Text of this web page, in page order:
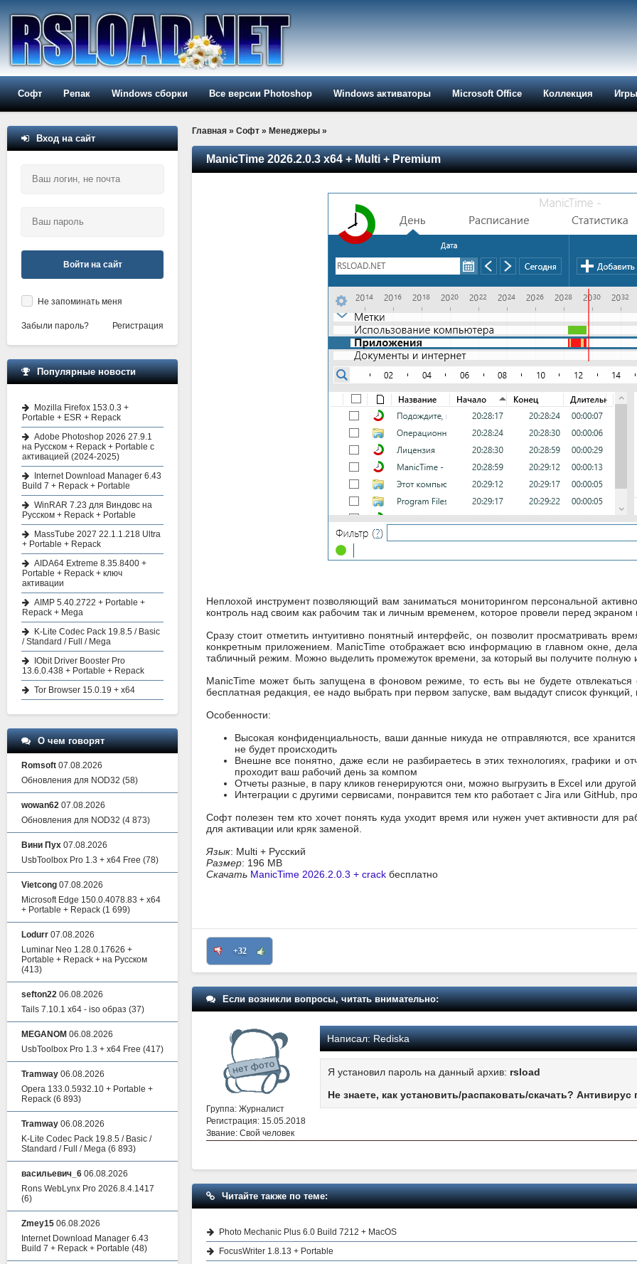
Софт Репак Windows сборки Все версии Photoshop Windows активаторы Microsoft Office Коллекция Игры
Главная » Софт » Менеджеры »
ManicTime 2026.2.0.3 x64 + Multi + Premium
Неплохой инструмент позволяющий вам заниматься мониторингом персональной
контроль над своим как рабочим так и личным временем, которое провели перед
Сразу стоит отметить интуитивно понятный интерфейс, он позволит просматривать
конкретным приложением. ManicTime отображает всю информацию в главном окне,
табличный режим. Можно выделить промежуток времени, за который вы получите
ManicTime может быть запущена в фоновом режиме, то есть вы не будете
бесплатная редакция, ее надо выбрать при первом запуске, вам выдадут список функций,
Особенности:
Высокая конфиденциальность, ваши данные никуда не отправляются, все
не будет происходить
Внешне все понятно, даже если не разбираетесь в этих технологиях, графики и
проходит ваш рабочий день за компом
Отчеты разные, в пару кликов генерируются они, можно выгрузить в Excel или
Интеграции с другими сервисами, понравится тем кто работает с Jira или GitHub,
Софт полезен тем кто хочет понять куда уходит время или нужен учет активности для
для активации или кряк заменой.
Язык: Multi + Русский
Размер: 196 MB
Скачать ManicTime 2026.2.0.3 + crack бесплатно
+32
Если возникли вопросы, читать внимательно:
Группа: Журналист
Регистрация: 15.05.2018
Звание: Свой человек
Написал:Rediska
Я установил пароль на данный архив: rsload
Не знаете, как установить/распаковать/скачать?
Читайте также по теме:
Photo Mechanic Plus 6.0 Build 7212 + MacOS
FocusWriter 1.8.13 + Portable
Вход на сайт
Войти на сайт
Не запоминать меня
Забыли пароль? Регистрация
Популярные новости
Mozilla Firefox 153.0.3 +
Portable + ESR + Repack
Adobe Photoshop 2026 27.9.1
на Русском + Repack + Portable с
активацией (2024-2025)
Internet Download Manager 6.43
Build 7 + Repack + Portable
WinRAR 7.23 для Виндовс на
Русском + Repack + Portable
MassTube 2027 22.1.1.218 Ultra
+ Portable + Repack
AIDA64 Extreme 8.35.8400 +
Portable + Repack + ключ
активации
AIMP 5.40.2722 + Portable +
Repack + Mega
K-Lite Codec Pack 19.8.5 / Basic
/ Standard / Full / Mega
IObit Driver Booster Pro
13.6.0.438 + Portable + Repack
Tor Browser 15.0.19 + x64
О чем говорят
Romsoft 07.08.2026
Обновления для NOD32 (58)
wowan62 07.08.2026
Обновления для NOD32 (4 873)
Вини Пух 07.08.2026
UsbToolbox Pro 1.3 + x64 Free (78)
Vietcong 07.08.2026
Microsoft Edge 150.0.4078.83 + x64
+ Portable + Repack (1 699)
Lodurr 07.08.2026
Luminar Neo 1.28.0.17626 +
Portable + Repack + на Русском
(413)
sefton22 06.08.2026
Tails 7.10.1 x64 - iso образ (37)
MEGANOM 06.08.2026
UsbToolbox Pro 1.3 + x64 Free (417)
Tramway 06.08.2026
Opera 133.0.5932.10 + Portable +
Repack (6 893)
Tramway 06.08.2026
K-Lite Codec Pack 19.8.5 / Basic /
Standard / Full / Mega (6 893)
васильевич_6 06.08.2026
Rons WebLynx Pro 2026.8.4.1417
(6)
Zmey15 06.08.2026
Internet Download Manager 6.43
Build 7 + Repack + Portable (48)